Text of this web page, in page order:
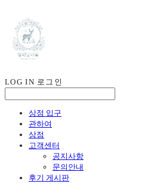
LOG IN 로그인
상점 입구
관하여
상점
고객센터
공지사항
문의안내
후기 게시판